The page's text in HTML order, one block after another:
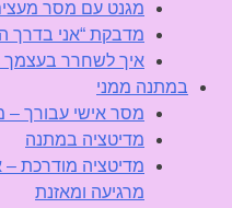
מגנט עם מסר
מדבקת “אני בדרך
איך לשחרר בעצמך
במתנה ממני
מסר אישי עבורך –
מדיטציה במתנה
מדיטציה מודרכת
מרגיעה ומאזנת